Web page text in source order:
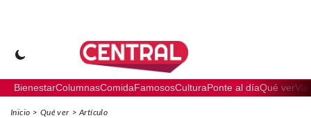
BienestarColumnasComidaFamososCulturaPonte al díaQué ver
Inicio Qué ver Artículo